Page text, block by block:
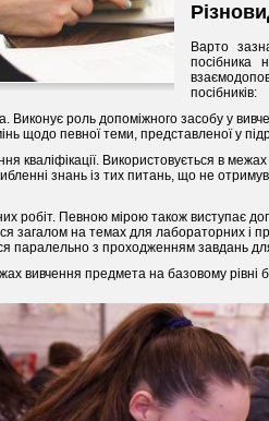
Варто
посібника
посібників:
Виконує роль допоміжного засобу у
щодо певної теми, представленої у
кваліфікації. Використовується в
знань із тих питань, що не
робіт. Певною мірою також виступає
загалом на темах для лабораторних і
паралельно з проходженням завдань
вивчення предмета на базовому рівні